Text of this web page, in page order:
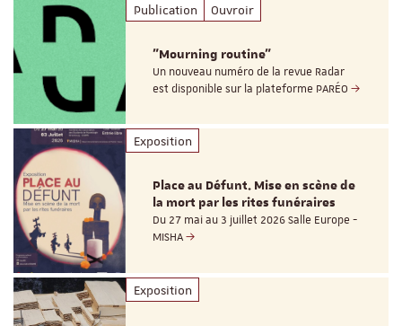
Publication Ouvroir
"Mourning routine"
Un nouveau numéro de la revue Radar
est disponible sur la plateforme PARÉO
Exposition
Place au Défunt. Mise en scène de
la mort par les rites funéraires
Du 27 mai au 3 juillet 2026 Salle Europe -
MISHA
Exposition